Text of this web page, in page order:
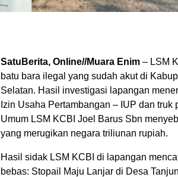
SatuBerita, Online//Muara Enim – LSM
batu bara ilegal yang sudah akut di
Selatan. Hasil investigasi lapangan
Izin Usaha Pertambangan – IUP dan
Umum LSM KCBI Joel Barus Sbn
yang merugikan negara triliunan rupiah.
Hasil sidak LSM KCBI di lapangan
bebas: Stopail Maju Lanjar di Desa